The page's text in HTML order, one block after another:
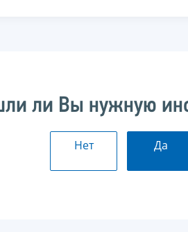
ли Вы нужную
Нет Да